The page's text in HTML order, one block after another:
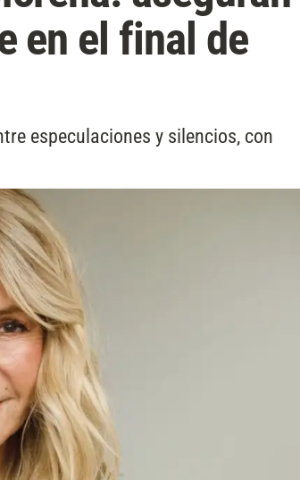
en el final de
especulaciones y silencios, con